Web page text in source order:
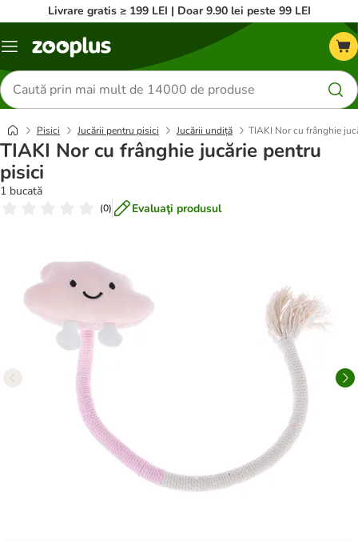
Livrare gratis ≥ 199 LEI | Doar 9.90 lei peste 99 LEI
Categorii
Căutare
produse
Pisici Jucării pentru pisici Jucării undiță TIAKI Nor cu frânghie
TIAKI Nor cu frânghie jucărie pentru
pisici
1 bucată
(0) Evaluaţi produsul